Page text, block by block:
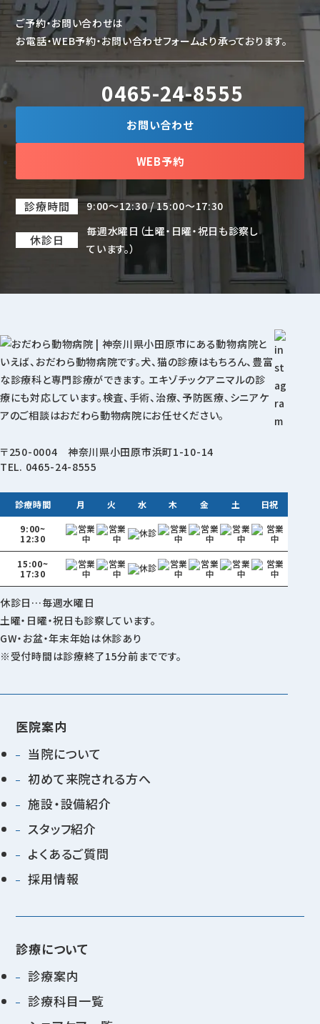
ご予約・お問い合わせは
お電話・WEB予約・お問い合わせフォームより承っております。
0465-24-8555
お問い合わせ
WEB予約
診療時間 9:00～12:30 / 15:00～17:30
休診日
毎週水曜日（土曜・日曜・祝日も診察し
ています。）
〒250-0004 神奈川県小田原市浜町1-10-14
TEL. 0465-24-8555
診療時間 月 火 水 木 金 土
日祝
9:00~
12:30
15:00~
17:30
休診日…毎週水曜日
土曜・日曜・祝日も診察しています。
GW・お盆・年末年始は休診あり
※受付時間は診療終了15分前までです。
医院案内
当院について
初めて来院される方へ
施設・設備紹介
スタッフ紹介
よくあるご質問
採用情報
診療について
診療案内
診療科目一覧